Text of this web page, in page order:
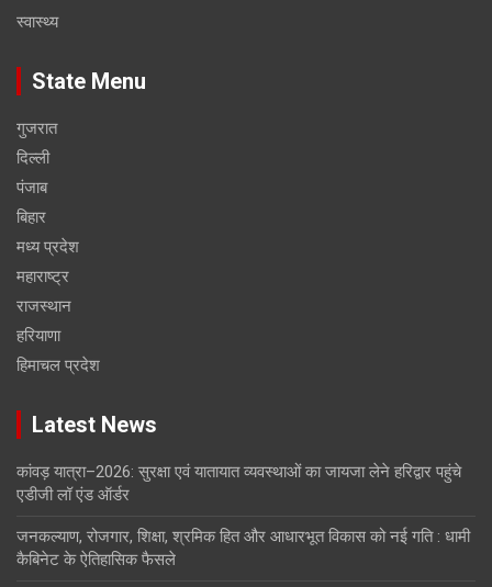
स्वास्थ्य
State Menu
गुजरात
दिल्ली
पंजाब
बिहार
मध्य प्रदेश
महाराष्ट्र
राजस्थान
हरियाणा
हिमाचल प्रदेश
Latest News
कांवड़ यात्रा–2026: सुरक्षा एवं यातायात व्यवस्थाओं का जायजा लेने हरिद्वार पहुंचे
एडीजी लॉ एंड ऑर्डर
जनकल्याण, रोजगार, शिक्षा, श्रमिक हित और आधारभूत विकास को नई गति : धामी
कैबिनेट के ऐतिहासिक फैसले